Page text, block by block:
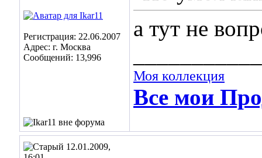
Регистрация: 22.06.2007
Адрес: г. Москва
Сообщений: 13,996
а тут не
Моя коллекция
Все мои
12.01.2009,